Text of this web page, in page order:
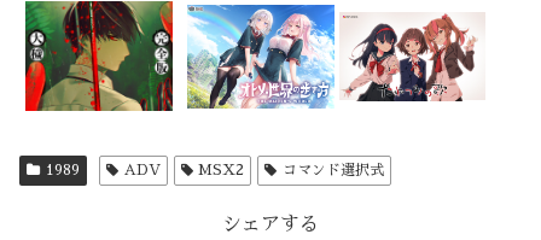
1989 ADV MSX2 コマンド選択式
シェアする